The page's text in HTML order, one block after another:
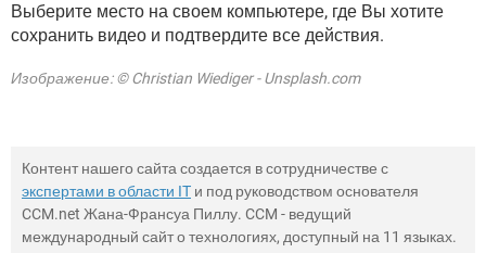
Выберите место на своем компьютере, где Вы хотите
сохранить видео и подтвердите все действия.
Изображение: © Christian Wiediger - Unsplash.com
Контент нашего сайта создается в сотрудничестве с
экспертами в области IT и под руководством основателя
CCM.net Жана-Франсуа Пиллу. CCM - ведущий
международный сайт о технологиях, доступный на 11 языках.